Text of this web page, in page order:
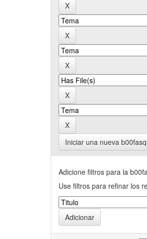
Iniciar una nueva
Adicione filtros para la
Use filtros para refinar los